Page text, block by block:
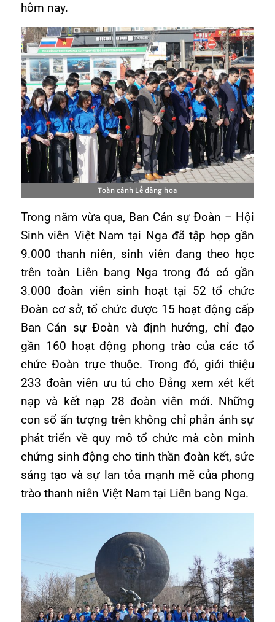
hôm nay.
Toàn cảnh Lễ dâng hoa
Trong năm vừa qua, Ban Cán sự Đoàn – Hội
Sinh viên Việt Nam tại Nga đã tập hợp gần
9.000 thanh niên, sinh viên đang theo học
trên toàn Liên bang Nga trong đó có gần
3.000 đoàn viên sinh hoạt tại 52 tổ chức
Đoàn cơ sở, tổ chức được 15 hoạt động cấp
Ban Cán sự Đoàn và định hướng, chỉ đạo
gần 160 hoạt động phong trào của các tổ
chức Đoàn trực thuộc. Trong đó, giới thiệu
233 đoàn viên ưu tú cho Đảng xem xét kết
nạp và kết nạp 28 đoàn viên mới. Những
con số ấn tượng trên không chỉ phản ánh sự
phát triển về quy mô tổ chức mà còn minh
chứng sinh động cho tinh thần đoàn kết, sức
sáng tạo và sự lan tỏa mạnh mẽ của phong
trào thanh niên Việt Nam tại Liên bang Nga.